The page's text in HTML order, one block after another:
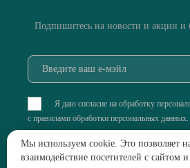
Подпишитесь на новости и акции и
Я даю согласие на обработку
с правилами обработки персональных данных
Мы используем cookie. Это позволяет
взаимодействие посетителей с сайтом